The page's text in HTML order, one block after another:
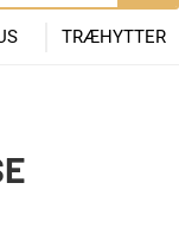
TRÆHYTTER